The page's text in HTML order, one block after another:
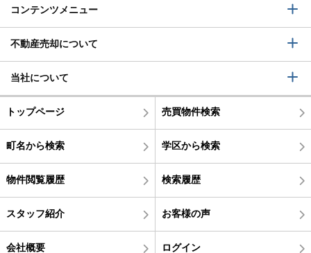
コンテンツメニュー
不動産売却について
当社について
トップページ 売買物件検索
町名から検索 学区から検索
物件閲覧履歴 検索履歴
スタッフ紹介 お客様の声
会社概要 ログイン